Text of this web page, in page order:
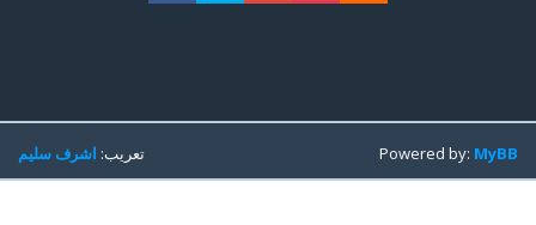
تعريب:اشرف سليم Powered by:MyBB